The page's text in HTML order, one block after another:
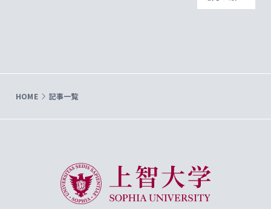
HOME 記事一覧
上智大学 Sophia University